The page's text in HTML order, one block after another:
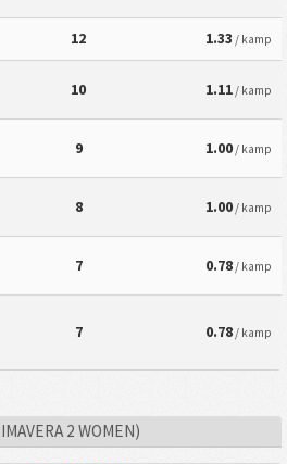
12 1.33 / kamp
10 1.11/ kamp
9 1.00/ kamp
8 1.00/ kamp
7 0.78/ kamp
7 0.78/ kamp
2 WOMEN)